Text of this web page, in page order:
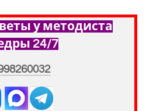
у методиста
24/7